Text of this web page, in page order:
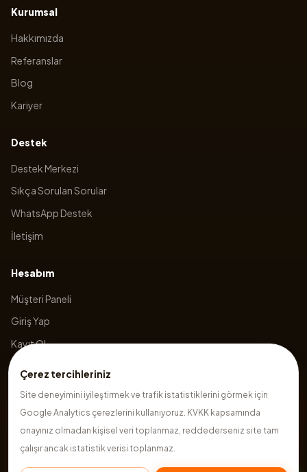
Çerez tercihleriniz
Site deneyimini iyileştirmek ve trafik istatistiklerini görmek için
Google Analytics çerezlerini kullanıyoruz. KVKK kapsamında
onayınız olmadan kişisel veri toplanmaz, reddederseniz site tam
çalışır ancak istatistik verisi toplanmaz.
Kurumsal
Hakkımızda
Referanslar
Blog
Kariyer
Destek
Destek Merkezi
Sıkça Sorulan Sorular
WhatsApp Destek
İletişim
Hesabım
Müşteri Paneli
Giriş Yap
Kayıt Ol
2026 Hazırsite. Tüm hakları saklıdır.